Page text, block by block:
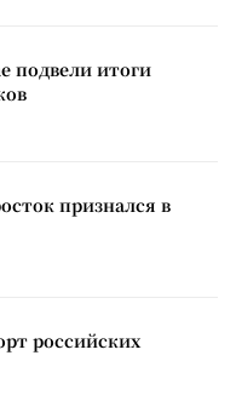
подвели итоги
признался в
российских